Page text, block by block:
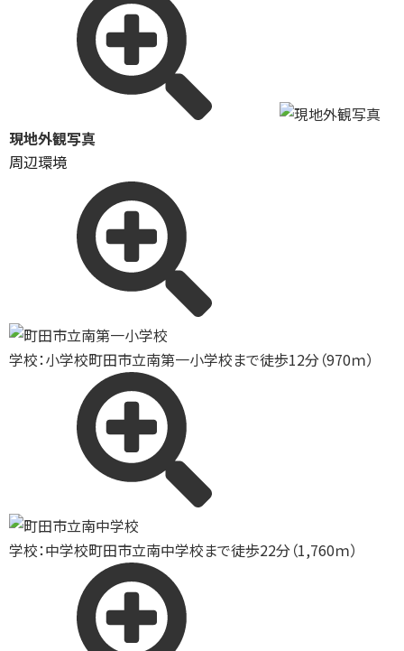
現地外観写真
周辺環境
学校：小学校町田市立南第一小学校まで徒歩12分（970ｍ）
学校：中学校町田市立南中学校まで徒歩22分（1,760ｍ）